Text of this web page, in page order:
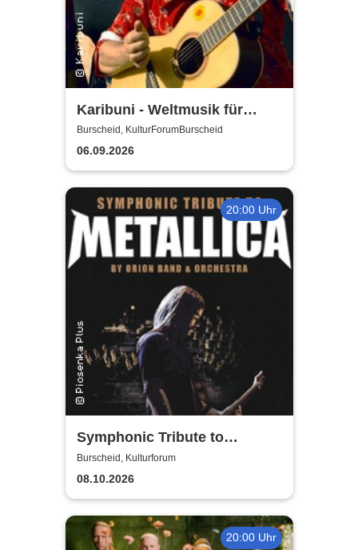
Karibuni - Weltmusik für
Kinder
Burscheid, KulturForumBurscheid
06.09.2026
20:00 Uhr
Symphonic Tribute to
Metallica
Burscheid, Kulturforum
08.10.2026
20:00 Uhr